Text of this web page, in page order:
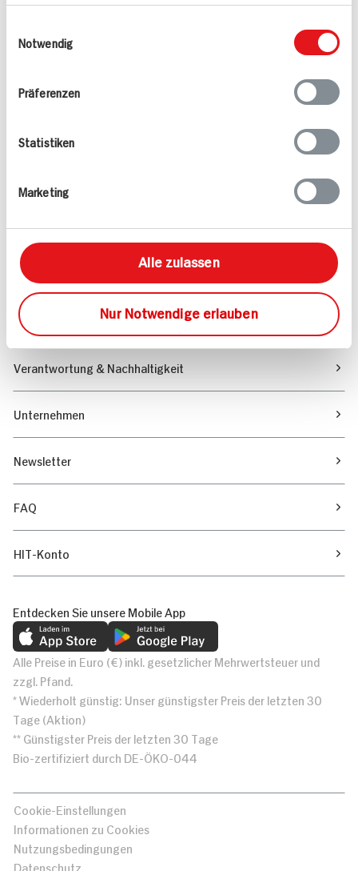
bereitgestellt haben oder die sie im Rahmen
Notwendig
Präferenzen
Statistiken
Marketing
Alle zulassen
Nur Notwendige erlauben
Montag - Donnerstag: 9 bis 16 Uhr
Freitags: 9 bis 13 Uhr
Angebote & Coupons
Sortiment
Marktfinder
Unser Magazin
Verantwortung & Nachhaltigkeit
Unternehmen
Newsletter
FAQ
HIT-Konto
Entdecken Sie unsere Mobile App
Alle Preise in Euro (€) inkl. gesetzlicher Mehrwertsteuer und
zzgl. Pfand.
* Wiederholt günstig: Unser günstigster Preis der letzten 30
Tage (Aktion)
** Günstigster Preis der letzten 30 Tage
Bio-zertifiziert durch DE-ÖKO-044
Cookie-Einstellungen
Informationen zu Cookies
Nutzungsbedingungen
Datenschutz